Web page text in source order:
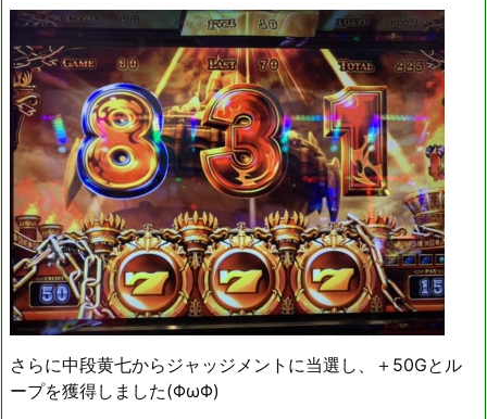
さらに中段黄七からジャッジメントに当選し、＋50Gとル
ープを獲得しました(ΦωΦ)